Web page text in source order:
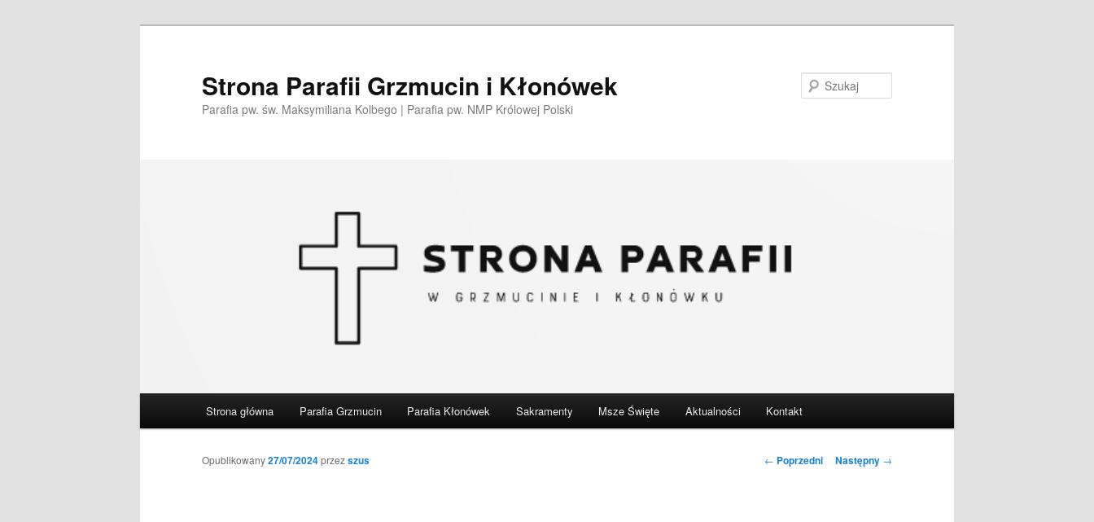
Strona Parafii Grzmucin i Kłonówek
Parafia pw. św. Maksymiliana Kolbego | Parafia pw. NMP Królowej Polski
Strona główna Parafia Grzmucin Parafia Kłonówek Sakramenty Msze Święte Aktualności Kontakt
Nawigacja
← Poprzedni Następny →
Opublikowany27/07/2024przezszus